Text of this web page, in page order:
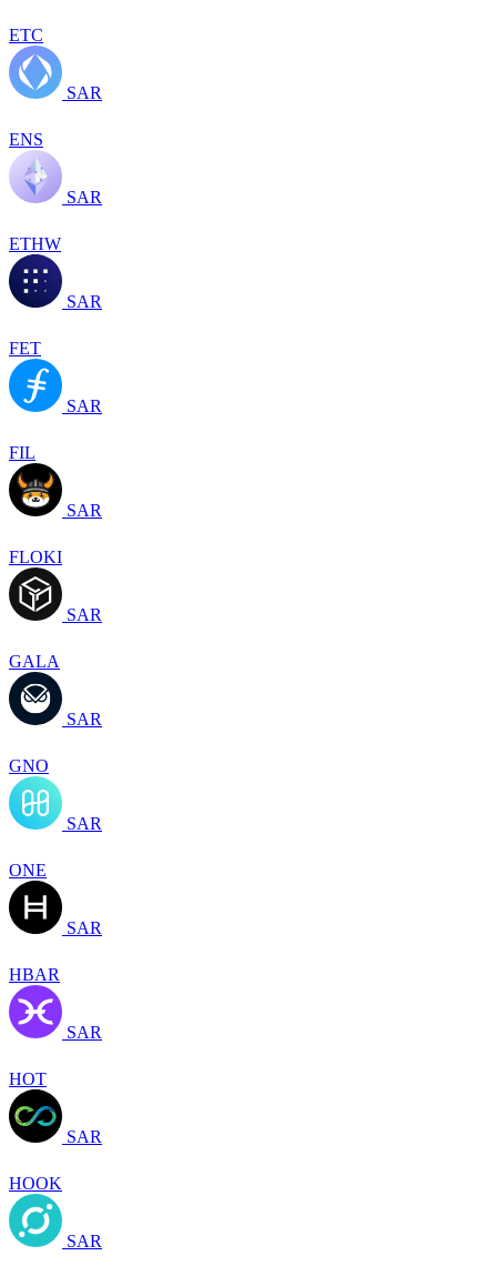
ETC
SAR
ENS
SAR
ETHW
SAR
FET
SAR
FIL
SAR
FLOKI
SAR
GALA
SAR
GNO
SAR
ONE
SAR
HBAR
SAR
HOT
SAR
HOOK
SAR